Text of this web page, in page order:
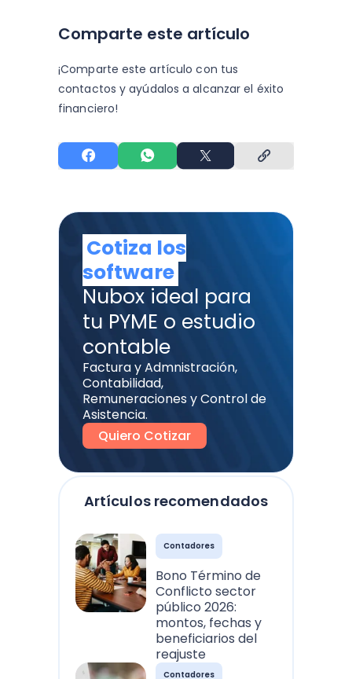
Comparte este artículo
¡Comparte este artículo con tus
contactos y ayúdalos a alcanzar el éxito
financiero!
Artículos recomendados
Contadores
Bono Término de
Conflicto sector
público 2026:
montos, fechas y
beneficiarios del
reajuste
Contadores
Cotiza los
software
Nubox ideal para
tu PYME o estudio
contable
Factura y Admnistración,
Contabilidad,
Remuneraciones y Control de
Asistencia.
Quiero Cotizar